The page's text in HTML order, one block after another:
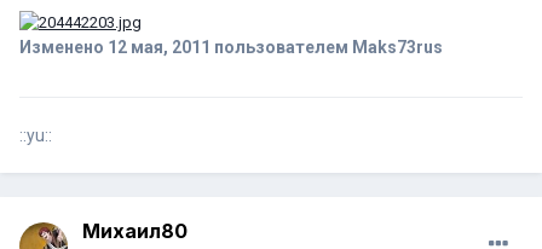
Изменено 12 мая, 2011 пользователем Maks73rus
::yu::
Михаил80